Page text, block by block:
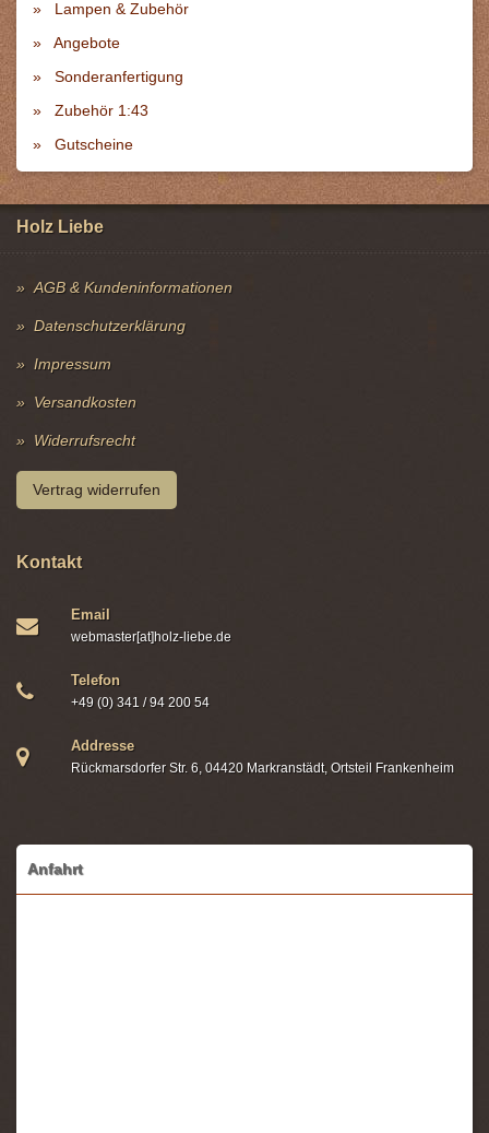
Lampen & Zubehör
Angebote
Sonderanfertigung
Zubehör 1:43
Gutscheine
Holz Liebe
AGB & Kundeninformationen
Datenschutzerklärung
Impressum
Versandkosten
Widerrufsrecht
Vertrag widerrufen
Kontakt
Email
webmaster[at]holz-liebe.de
Telefon
+49 (0) 341 / 94 200 54
Addresse
Rückmarsdorfer Str. 6, 04420 Markranstädt, Ortsteil Frankenheim
Anfahrt